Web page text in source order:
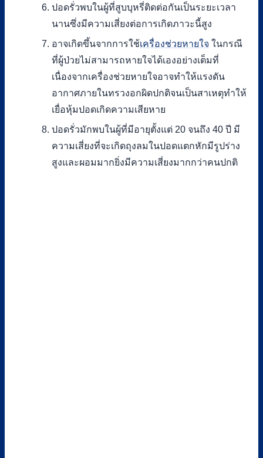
ปอดรั่วพบในผู้ที่สูบบุหรี่ติดต่อกันเป็นระยะเวลา
นานซึ่งมีความเสี่ยงต่อการเกิดภาวะนี้สูง
อาจเกิดขึ้นจากการใช้เครื่องช่วยหายใจ ในกรณี
ที่ผู้ป่วยไม่สามารถหายใจได้เองอย่างเต็มที่
เนื่องจากเครื่องช่วยหายใจอาจทำให้แรงดัน
อากาศภายในทรวงอกผิดปกติจนเป็นสาเหตุทำให้
เยื่อหุ้มปอดเกิดความเสียหาย
ปอดรั่วมักพบในผู้ที่มีอายุตั้งแต่ 20 จนถึง 40 ปี มี
ความเสี่ยงที่จะเกิดถุงลมในปอดแตกหักมีรูปร่าง
สูงและผอมมากยิ่งมีความเสี่ยงมากกว่าคนปกติ